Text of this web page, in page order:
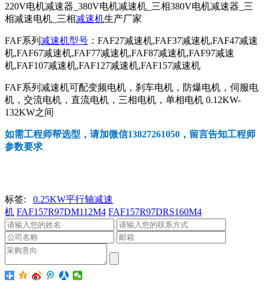
220V电机减速器_380V电机减速机_三相380V电机减速器_三
相减速电机_三相减速机生产厂家
FAF系列 减速机型号 ：FAF27减速机,FAF37减速机,FAF47减速
机,FAF67减速机,FAF77减速机,FAF87减速机,FAF97减速
机,FAF107减速机,FAF127减速机,FAF157减速机
FAF系列减速机可配变频电机，刹车电机，防爆电机，伺服电
机，交流电机，直流电机，三相电机，单相电机 0.12KW-
132KW之间
如需工程师帮选型，请加微信13827261050，留言告知工程师
参数要求
标签:
0.25KW平行轴减速
机 FAF157R97DM112M4 FAF157R97DRS160M4